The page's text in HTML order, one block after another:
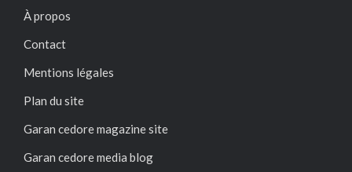
À propos
Contact
Mentions légales
Plan du site
Garan cedore magazine site
Garan cedore media blog